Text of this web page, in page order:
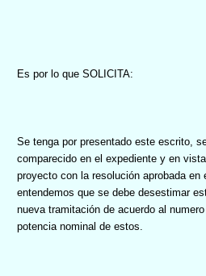
Es por lo que SOLICITA:
Se tenga por presentado este escrito,
comparecido en el expediente y en
proyecto con la resolución aprobada en
entendemos que se debe desestimar
nueva tramitación de acuerdo al
potencia nominal de estos.